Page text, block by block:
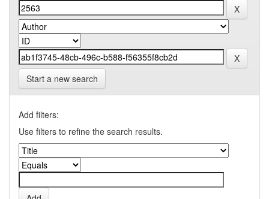
Start a new search
Add filters:
Use filters to refine the search results.